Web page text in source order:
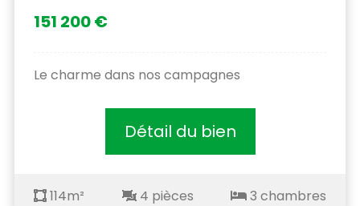
151 200 €
Le charme dans nos campagnes
Détail du bien
114m² 4 pièces 3 chambres